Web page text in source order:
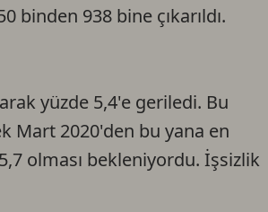
binden 938 bine çıkarıldı.
yüzde 5,4'e geriledi. Bu
Mart 2020'den bu yana en
olması bekleniyordu. İşsizlik